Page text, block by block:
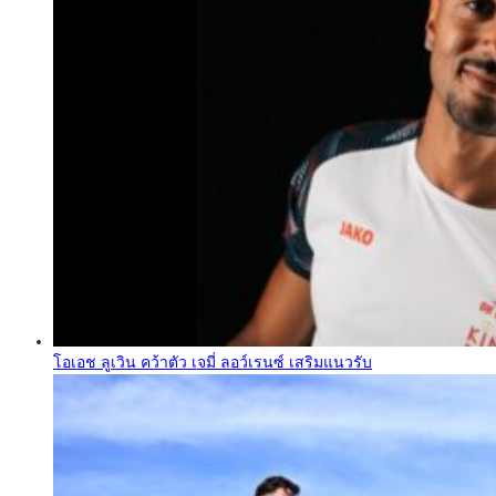
โอเอช ลูเวิน คว้าตัว เจมี่ ลอว์เรนซ์ เสริมแนวรับ